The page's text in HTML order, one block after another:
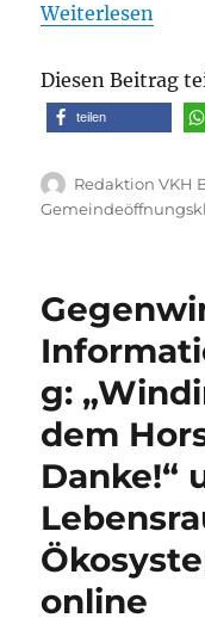
Weiterlesen
Diesen Beitrag
teilen
Autor
Redaktion VKH
g:
dem
Danke!“
online